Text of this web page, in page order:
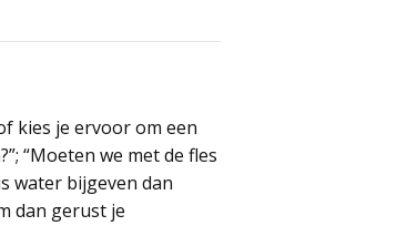
kies je ervoor om een
“Moeten we met de fles
water bijgeven dan
dan gerust je